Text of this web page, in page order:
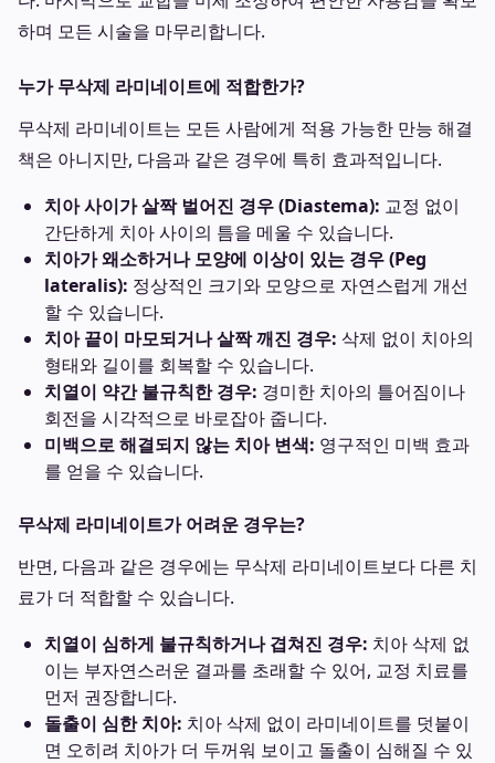
하며 모든 시술을 마무리합니다.
누가 무삭제 라미네이트에 적합한가?
무삭제 라미네이트는 모든 사람에게 적용 가능한 만능 해결
책은 아니지만, 다음과 같은 경우에 특히 효과적입니다.
치아 사이가 살짝 벌어진 경우 (Diastema): 교정 없이
간단하게 치아 사이의 틈을 메울 수 있습니다.
치아가 왜소하거나 모양에 이상이 있는 경우 (Peg
lateralis): 정상적인 크기와 모양으로 자연스럽게 개선
할 수 있습니다.
치아 끝이 마모되거나 살짝 깨진 경우: 삭제 없이 치아의
형태와 길이를 회복할 수 있습니다.
치열이 약간 불규칙한 경우: 경미한 치아의 틀어짐이나
회전을 시각적으로 바로잡아 줍니다.
미백으로 해결되지 않는 치아 변색: 영구적인 미백 효과
를 얻을 수 있습니다.
무삭제 라미네이트가 어려운 경우는?
반면, 다음과 같은 경우에는 무삭제 라미네이트보다 다른 치
료가 더 적합할 수 있습니다.
치열이 심하게 불규칙하거나 겹쳐진 경우: 치아 삭제 없
이는 부자연스러운 결과를 초래할 수 있어, 교정 치료를
먼저 권장합니다.
돌출이 심한 치아: 치아 삭제 없이 라미네이트를 덧붙이
면 오히려 치아가 더 두꺼워 보이고 돌출이 심해질 수 있